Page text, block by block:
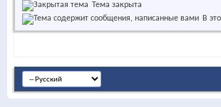
Тема закрыта
В